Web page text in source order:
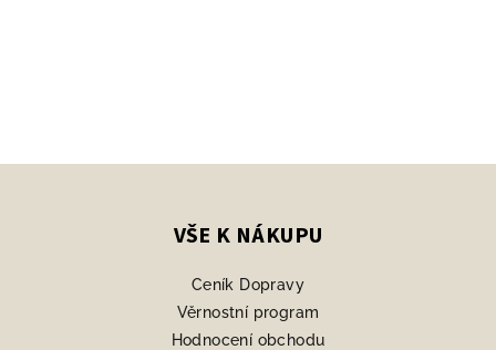
VŠE K NÁKUPU
Ceník Dopravy
Věrnostní program
Hodnocení obchodu